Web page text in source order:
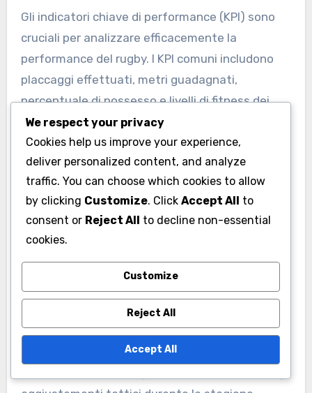
Gli indicatori chiave di performance (KPI) sono
cruciali per analizzare efficacemente la
performance del rugby. I KPI comuni includono
placcaggi effettuati, metri guadagnati,
percentuale di possesso e livelli di fitness dei
giocatori. Queste metriche aiutano gli allenatori
a valutare la performance individuale e di
squadra, guidando le strategie di allenamento e
di gioco.
Quando si selezionano i KPI, concentrarsi su
quelli che si allineano con gli obiettivi della tua
squadra. Ad esempio, se migliorare le strategie
difensive è una priorità, monitorare i tassi di
successo dei placcaggi e l’integrità della linea
difensiva sarebbe essenziale. Rivedere
regolarmente questi indicatori può aiutare a
We respect your privacy
Cookies help us improve your experience,
deliver personalized content, and analyze
traffic. You can choose which cookies to allow
by clicking Customize. Click Accept All to
consent or Reject All to decline non-essential
cookies.
Customize
Reject All
Accept All